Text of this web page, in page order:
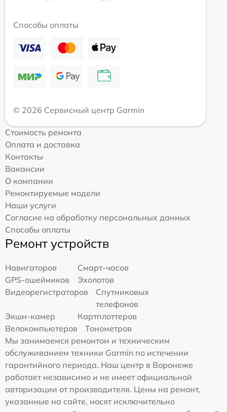
Способы оплаты
© 2026 Сервисный центр Garmin
Стоимость ремонта
Оплата и доставка
Контакты
Вакансии
О компании
Ремонтируемые модели
Наши услуги
Согласие на обработку персональных данных
Способы оплаты
Ремонт устройств
Навигаторов
Смарт-часов
GPS-ошейников
Эхолотов
Видеорегистраторов
Спутниковых
телефонов
Экшн-камер
Картплоттеров
Велокомпьютеров
Тонометров
Мы занимаемся ремонтом и техническим
обслуживанием техники Garmin по истечении
гарантийного периода. Наш центр в Воронеже
работает независимо и не имеет официальной
авторизации от производителя. Цены на ремонт,
указанные на сайте, носят исключительно